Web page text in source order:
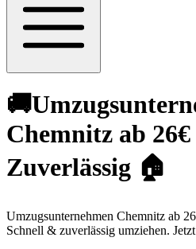
Chemnitz ab
Zuverlässig 🏠
Umzugsunternehmen Chemnitz ab
Schnell & zuverlässig umziehen.